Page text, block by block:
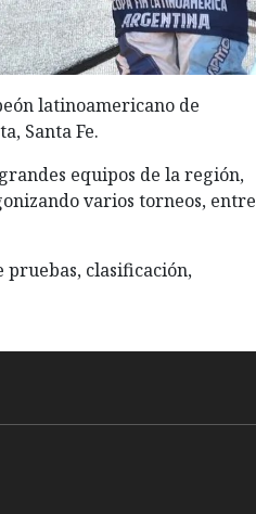
latinoamericano de
Santa Fe.
equipos de la región,
varios torneos, entre
pruebas, clasificación,